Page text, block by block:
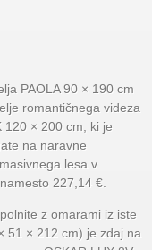
PAOLA 90 × 190 cm
romantičnega videza
120 × 200 cm, ki je
na naravne
lesa v
227,14 €.
z omarami iz iste
51 × 212 cm) je zdaj na